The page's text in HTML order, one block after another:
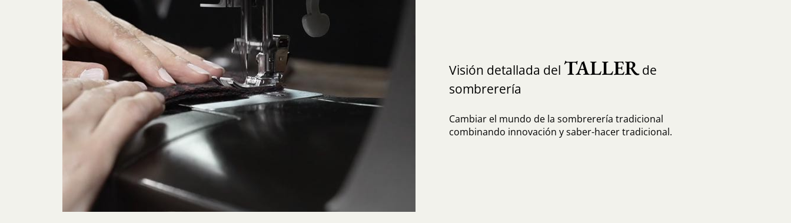
Visión detallada del TALLERde
sombrerería
Cambiar el mundo de la sombrerería tradicional
combinando innovación y saber-hacer tradicional.